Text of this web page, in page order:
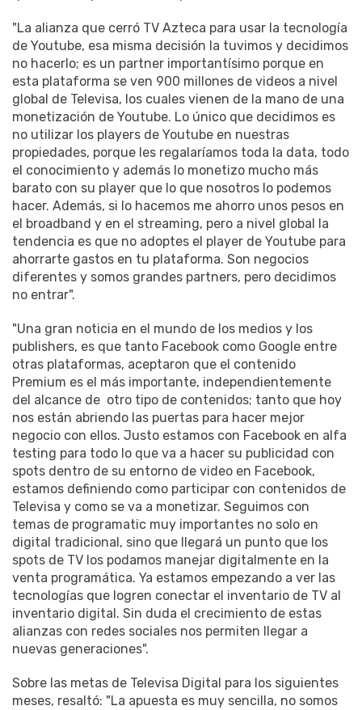
"La alianza que cerró TV Azteca para usar la tecnología
de Youtube, esa misma decisión la tuvimos y decidimos
no hacerlo; es un partner importantísimo porque en
esta plataforma se ven 900 millones de videos a nivel
global de Televisa, los cuales vienen de la mano de una
monetización de Youtube. Lo único que decidimos es
no utilizar los players de Youtube en nuestras
propiedades, porque les regalaríamos toda la data, todo
el conocimiento y además lo monetizo mucho más
barato con su player que lo que nosotros lo podemos
hacer. Además, si lo hacemos me ahorro unos pesos en
el broadband y en el streaming, pero a nivel global la
tendencia es que no adoptes el player de Youtube para
ahorrarte gastos en tu plataforma. Son negocios
diferentes y somos grandes partners, pero decidimos
no entrar".
"Una gran noticia en el mundo de los medios y los
publishers, es que tanto Facebook como Google entre
otras plataformas, aceptaron que el contenido
Premium es el más importante, independientemente
del alcance de otro tipo de contenidos; tanto que hoy
nos están abriendo las puertas para hacer mejor
negocio con ellos. Justo estamos con Facebook en alfa
testing para todo lo que va a hacer su publicidad con
spots dentro de su entorno de video en Facebook,
estamos definiendo como participar con contenidos de
Televisa y como se va a monetizar. Seguimos con
temas de programatic muy importantes no solo en
digital tradicional, sino que llegará un punto que los
spots de TV los podamos manejar digitalmente en la
venta programática. Ya estamos empezando a ver las
tecnologías que logren conectar el inventario de TV al
inventario digital. Sin duda el crecimiento de estas
alianzas con redes sociales nos permiten llegar a
nuevas generaciones".
Sobre las metas de Televisa Digital para los siguientes
meses, resaltó: "La apuesta es muy sencilla, no somos